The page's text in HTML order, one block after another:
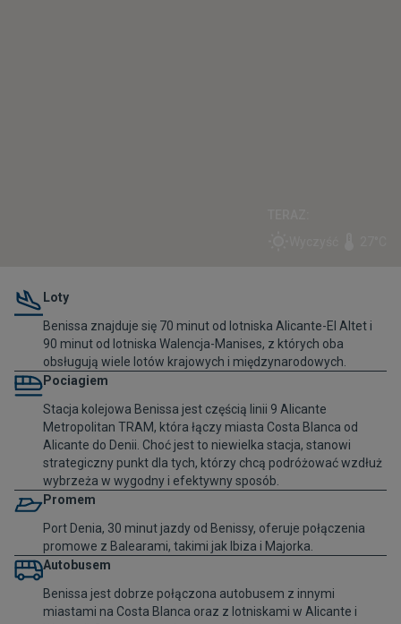
Loty
Benissa znajduje się 70 minut od lotniska Alicante-El Altet i
90 minut od lotniska Walencja-Manises, z których oba
obsługują wiele lotów krajowych i międzynarodowych.
Pociagiem
Stacja kolejowa Benissa jest częścią linii 9 Alicante
Metropolitan TRAM, która łączy miasta Costa Blanca od
Alicante do Denii. Choć jest to niewielka stacja, stanowi
strategiczny punkt dla tych, którzy chcą podróżować wzdłuż
wybrzeża w wygodny i efektywny sposób.
Promem
Port Denia, 30 minut jazdy od Benissy, oferuje połączenia
promowe z Balearami, takimi jak Ibiza i Majorka.
Autobusem
Benissa jest dobrze połączona autobusem z innymi
miastami na Costa Blanca oraz z lotniskami w Alicante i